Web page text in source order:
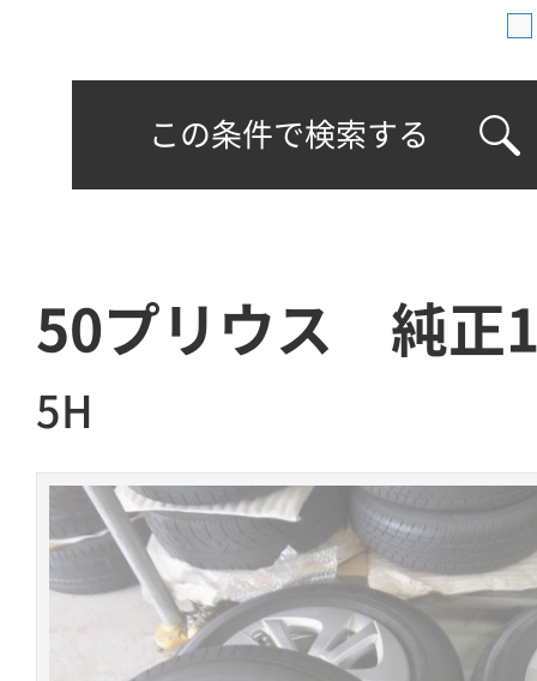
この条件で検索する
50プリウス 純正
5H